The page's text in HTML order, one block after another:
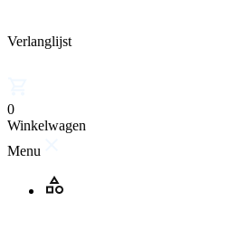
Verlanglijst
0
Winkelwagen
Menu